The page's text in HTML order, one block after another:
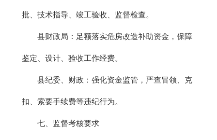
批、技术指导、竣工验收、监督检查。
县财政局：足额落实危房改造补助资金，保障
鉴定、设计、验收工作经费。
县纪委、财政：强化资金监管，严查冒领、克
扣、索要手续费等违纪行为。
七、监督考核要求